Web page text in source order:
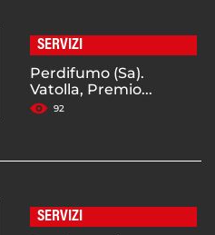
SERVIZI
Perdifumo (Sa).
Vatolla, Premio...
92
SERVIZI